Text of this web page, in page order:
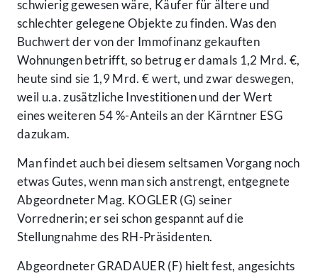
schwierig gewesen wäre, Käufer für ältere und
schlechter gelegene Objekte zu finden. Was den
Buchwert der von der Immofinanz gekauften
Wohnungen betrifft, so betrug er damals 1,2 Mrd. €,
heute sind sie 1,9 Mrd. € wert, und zwar deswegen,
weil u.a. zusätzliche Investitionen und der Wert
eines weiteren 54 %-Anteils an der Kärntner ESG
dazukam.
Man findet auch bei diesem seltsamen Vorgang noch
etwas Gutes, wenn man sich anstrengt, entgegnete
Abgeordneter Mag. KOGLER (G) seiner
Vorrednerin; er sei schon gespannt auf die
Stellungnahme des RH-Präsidenten.
Abgeordneter GRADAUER (F) hielt fest, angesichts